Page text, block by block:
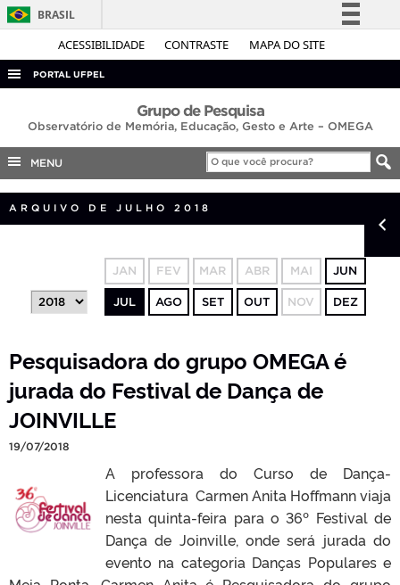
ACESSIBILIDADE CONTRASTE MAPA DO SITE
BRASIL
Simplifique!
Acesso à informação
Legislação
Canais
PORTAL UFPEL
ACESSO À INFORMAÇÃO
COBALTO
CONCURSOS
EDITAIS
INTERNACIONAL
PORTARIAS
Grupo de Pesquisa
Observatório de Memória, Educação, Gesto e Arte – OMEGA
MENU
ARQUIVO DE JULHO 2018
JAN FEV MAR ABR MAI JUN
JUL AGO SET OUT NOV DEZ
Pesquisadora do grupo OMEGA é
jurada do Festival de Dança de
JOINVILLE
19/07/2018
A professora do Curso de Dança-
Licenciatura Carmen Anita Hoffmann viaja
nesta quinta-feira para o 36º Festival de
Dança de Joinville, onde será jurada do
evento na categoria Danças Populares e